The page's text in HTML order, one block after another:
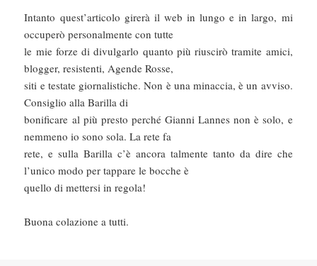
Intanto quest’articolo girerà il web in lungo e in largo, mi
occuperò personalmente con tutte
le mie forze di divulgarlo quanto più riuscirò tramite amici,
blogger, resistenti, Agende Rosse,
siti e testate giornalistiche. Non è una minaccia, è un avviso.
Consiglio alla Barilla di
bonificare al più presto perché Gianni Lannes non è solo, e
nemmeno io sono sola. La rete fa
rete, e sulla Barilla c’è ancora talmente tanto da dire che
l’unico modo per tappare le bocche è
quello di mettersi in regola!
Buona colazione a tutti.